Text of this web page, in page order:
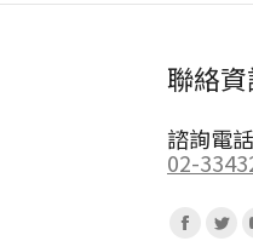
聯絡
諮詢電話
02-